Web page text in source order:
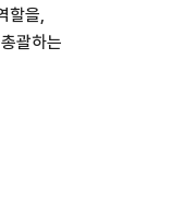
할을,
괄하는